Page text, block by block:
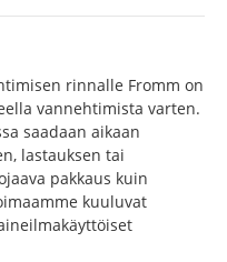
rinnalle Fromm on
vannehtimista varten.
saadaan aikaan
lastauksen tai
pakkaus kuin
kuuluvat